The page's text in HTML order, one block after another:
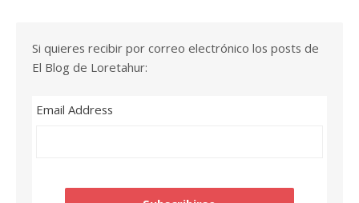
Si quieres recibir por correo electrónico los posts de
El Blog de Loretahur:
Email Address